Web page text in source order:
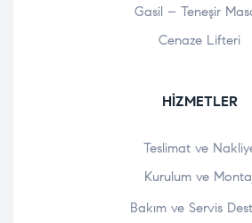
Gasil – Teneşir
Cenaze Lifteri
HIZMETLER
Teslimat ve
Kurulum ve
Bakım ve Servis